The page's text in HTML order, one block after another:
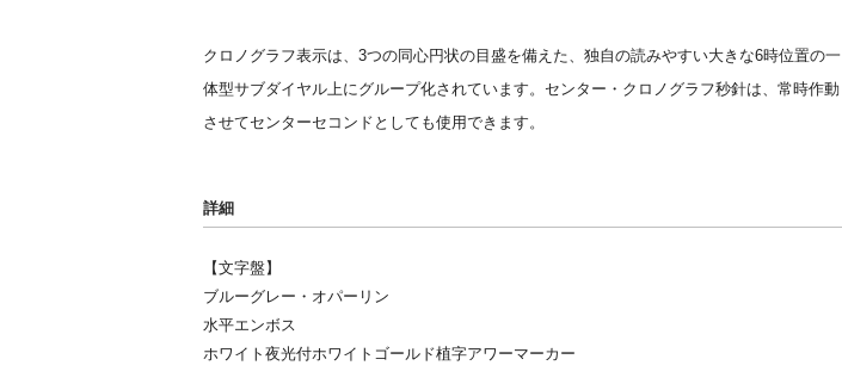
クロノグラフ表示は、3つの同心円状の目盛を備えた、独自の読みやすい大きな6時位置の一
体型サブダイヤル上にグループ化されています。センター・クロノグラフ秒針は、常時作動
させてセンターセコンドとしても使用できます。
詳細
【文字盤】
ブルーグレー・オパーリン
水平エンボス
ホワイト夜光付ホワイトゴールド植字アワーマーカー